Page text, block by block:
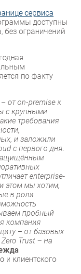
сервиса
доступны
без ограничений
по факту
от on-premise к
с крупными
требования
и заложили
с первого дня.
enterprise-
этом мы хотим,
в роли
пробный
компания
– от базовых
Trust – на
и клиентского